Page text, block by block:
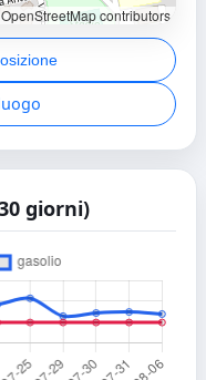
contributors
giorni)